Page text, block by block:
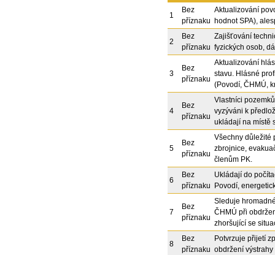
1
Bez
příznaku
Aktualizování
hodnot SPA),
2
Bez
příznaku
Zajišťování
fyzických osob,
3
Bez
příznaku
Aktualizování
stavu. Hlásné
(Povodí, ČHMÚ,
4
Bez
příznaku
Vlastníci
vyzýváni k
ukládají na místě
5
Bez
příznaku
Všechny důležité
zbrojnice,
členům PK.
6
Bez
příznaku
Ukládají do
Povodí,
7
Bez
příznaku
Sleduje
ČHMÚ při
zhoršující se
8
Bez
příznaku
Potvrzuje přijetí
obdržení výstrahy